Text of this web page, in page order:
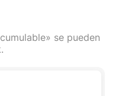
se pueden